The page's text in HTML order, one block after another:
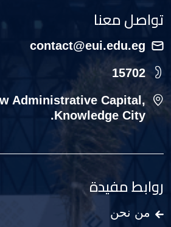
تواصل معنا
contact@eui.edu.eg
15702
Administrative Capital,
Knowledge City.
روابط مفيدة
من نحن